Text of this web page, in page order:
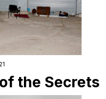
the Secrets